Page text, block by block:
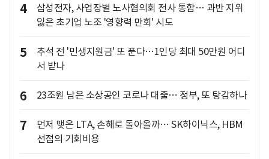
4
삼성전자, 사업장별 노사협의회 전사 통합… 과반 지위
잃은 초기업 노조 '영향력 만회' 시도
5
추석 전 '민생지원금' 또 푼다…1인당 최대 50만원 어디
서 받나
6 23조원 남은 소상공인 코로나 대출… 정부, 또 탕감하나
7
먼저 맺은 LTA, 손해로 돌아올까… SK하이닉스, HBM
선점의 기회비용